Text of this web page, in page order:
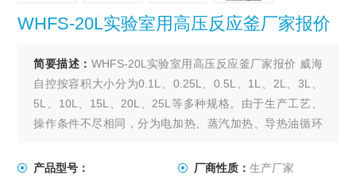
WHFS-20L实验室用高压反应釜厂家报价
简要描述： WHFS-20L实验室用高压反应釜厂家报价 威海
自控按容积大小分为0.1L、0.25L、0.5L、1L、2L、3L、
5L、10L、15L、20L、25L等多种规格。由于生产工艺、
操作条件不尽相同，分为电加热、蒸汽加热、导热油循环
轮式、推进式、自吸式、框式。其他要求可根据用户要求
产品型号： 厂商性质： 生产厂家